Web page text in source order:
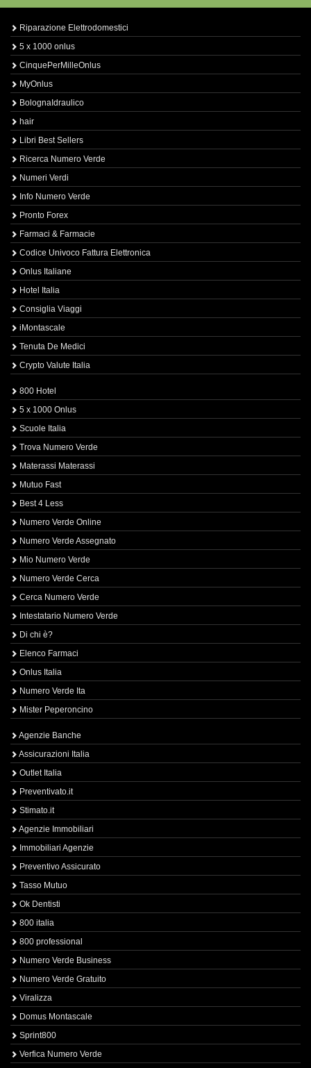
Riparazione Elettrodomestici
5 x 1000 onlus
CinquePerMilleOnlus
MyOnlus
BolognaIdraulico
hair
Libri Best Sellers
Ricerca Numero Verde
Numeri Verdi
Info Numero Verde
Pronto Forex
Farmaci & Farmacie
Codice Univoco Fattura Elettronica
Onlus Italiane
Hotel Italia
Consiglia Viaggi
iMontascale
Tenuta De Medici
Crypto Valute Italia
800 Hotel
5 x 1000 Onlus
Scuole Italia
Trova Numero Verde
Materassi Materassi
Mutuo Fast
Best 4 Less
Numero Verde Online
Numero Verde Assegnato
Mio Numero Verde
Numero Verde Cerca
Cerca Numero Verde
Intestatario Numero Verde
Di chi è?
Elenco Farmaci
Onlus Italia
Numero Verde Ita
Mister Peperoncino
Agenzie Banche
Assicurazioni Italia
Outlet Italia
Preventivato.it
Stimato.it
Agenzie Immobiliari
Immobiliari Agenzie
Preventivo Assicurato
Tasso Mutuo
Ok Dentisti
800 italia
800 professional
Numero Verde Business
Numero Verde Gratuito
Viralizza
Domus Montascale
Sprint800
Verfica Numero Verde